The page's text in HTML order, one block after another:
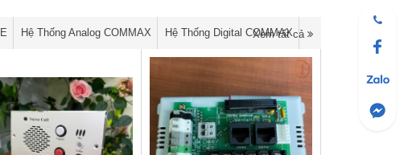
Hệ Thống Analog COMMAX Hệ Thống Digital COMMAX
Xem tất cả